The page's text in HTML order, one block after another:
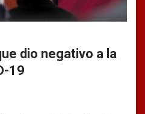
dio negativo a la
19